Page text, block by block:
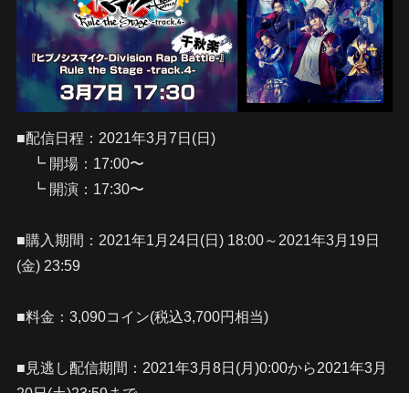
■配信日程：2021年3月7日(日)
┗ 開場：17:00〜
┗ 開演：17:30〜
■購入期間：2021年1月24日(日) 18:00～2021年3月19日
(金) 23:59
■料金：3,090コイン(税込3,700円相当)
■見逃し配信期間：2021年3月8日(月)0:00から2021年3月